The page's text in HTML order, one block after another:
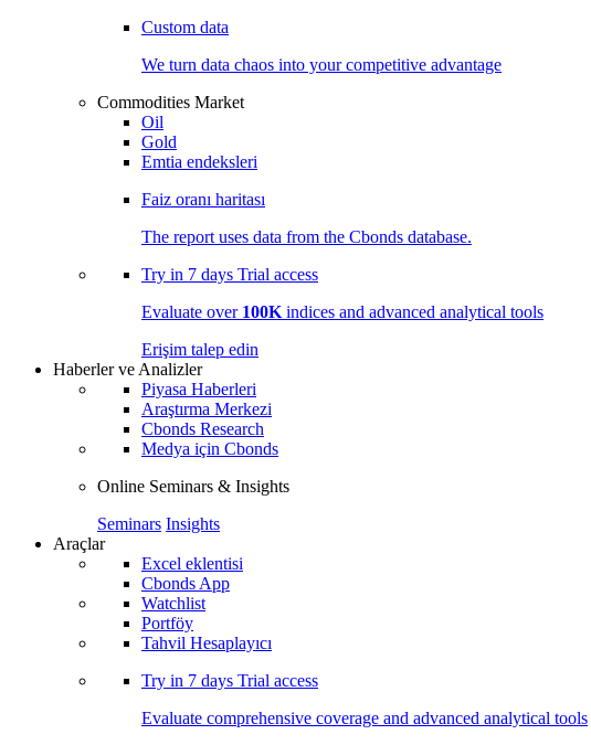
Custom data
We turn data chaos into your competitive advantage
Commodities Market
Oil
Gold
Emtia endeksleri
Faiz oranı haritası
The report uses data from the Cbonds database.
Try in 7 days Trial access
Evaluate over 100K indices and advanced analytical tools
Erişim talep edin
Haberler ve Analizler
Piyasa Haberleri
Araştırma Merkezi
Cbonds Research
Medya için Cbonds
Online Seminars & Insights
Seminars Insights
Araçlar
Excel eklentisi
Cbonds App
Watchlist
Portföy
Tahvil Hesaplayıcı
Try in 7 days Trial access
Evaluate comprehensive coverage and advanced analytical tools